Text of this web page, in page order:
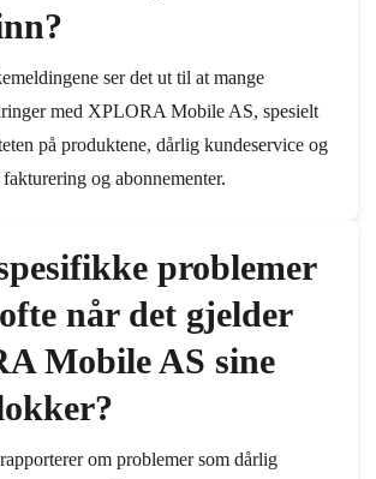
ser det ut til at mange
med XPLORA Mobile AS, spesielt
på produktene, dårlig kundeservice og
og abonnementer.
problemer
når det gjelder
Mobile AS sine
om problemer som dårlig